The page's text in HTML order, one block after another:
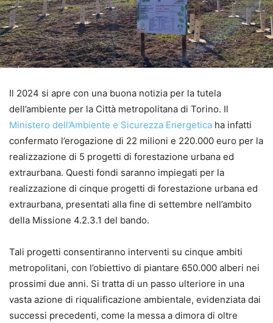
Il 2024 si apre con una buona notizia per la tutela
dell’ambiente per la Città metropolitana di Torino. Il
Ministero dell’Ambiente e Sicurezza Energetica ha infatti
confermato l’erogazione di 22 milioni e 220.000 euro per la
realizzazione di 5 progetti di forestazione urbana ed
extraurbana. Questi fondi saranno impiegati per la
realizzazione di cinque progetti di forestazione urbana ed
extraurbana, presentati alla fine di settembre nell’ambito
della Missione 4.2.3.1 del bando.
Tali progetti consentiranno interventi su cinque ambiti
metropolitani, con l’obiettivo di piantare 650.000 alberi nei
prossimi due anni. Si tratta di un passo ulteriore in una
vasta azione di riqualificazione ambientale, evidenziata dai
successi precedenti, come la messa a dimora di oltre